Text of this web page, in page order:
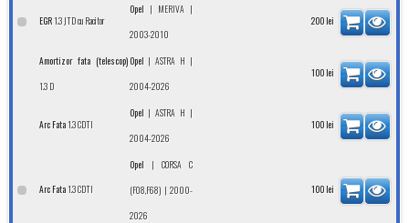
EGR 1.3 JTD cu Racitor
Opel | MERIVA |
2003-2010
200 lei
Amortizor fata (telescop)
1.3 D
Opel |ASTRA H |
2004-2026
100 lei
Arc Fata 1.3 CDTI
Opel |ASTRA H |
2004-2026
100 lei
Arc Fata 1.3 CDTI
Opel |CORSA C
(F08,F68) | 2000-
2026
100 lei